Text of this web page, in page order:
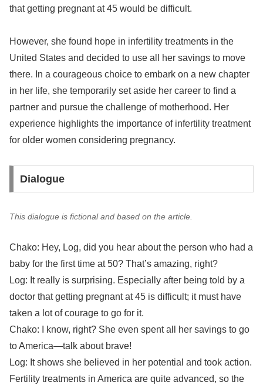
that getting pregnant at 45 would be difficult.
However, she found hope in infertility treatments in the
United States and decided to use all her savings to move
there. In a courageous choice to embark on a new chapter
in her life, she temporarily set aside her career to find a
partner and pursue the challenge of motherhood. Her
experience highlights the importance of infertility treatment
for older women considering pregnancy.
Dialogue
This dialogue is fictional and based on the article.
Chako: Hey, Log, did you hear about the person who had a
baby for the first time at 50? That’s amazing, right?
Log: It really is surprising. Especially after being told by a
doctor that getting pregnant at 45 is difficult; it must have
taken a lot of courage to go for it.
Chako: I know, right? She even spent all her savings to go
to America—talk about brave!
Log: It shows she believed in her potential and took action.
Fertility treatments in America are quite advanced, so the